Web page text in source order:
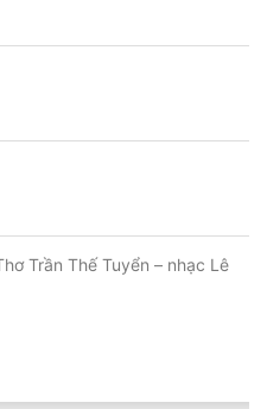
Trần Thế Tuyển – nhạc Lê